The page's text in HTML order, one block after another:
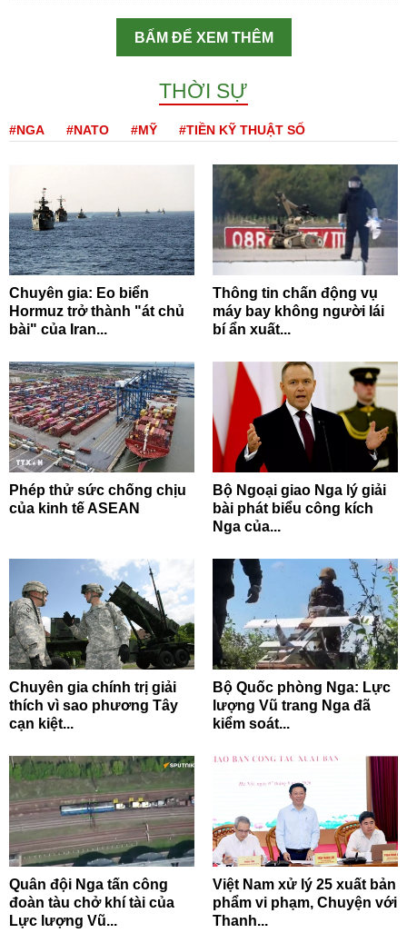
BẤM ĐỂ XEM THÊM
THỜI SỰ
#NGA #NATO #MỸ #TIỀN KỸ THUẬT SỐ
Chuyên gia: Eo biển
Hormuz trở thành "át chủ
bài" của Iran...
Thông tin chấn động vụ
máy bay không người lái
bí ẩn xuất...
Phép thử sức chống chịu
của kinh tế ASEAN
Bộ Ngoại giao Nga lý giải
bài phát biểu công kích
Nga của...
Chuyên gia chính trị giải
thích vì sao phương Tây
cạn kiệt...
Bộ Quốc phòng Nga: Lực
lượng Vũ trang Nga đã
kiểm soát...
Quân đội Nga tấn công
đoàn tàu chở khí tài của
Lực lượng Vũ...
Việt Nam xử lý 25 xuất bản
phẩm vi phạm, Chuyện với
Thanh...